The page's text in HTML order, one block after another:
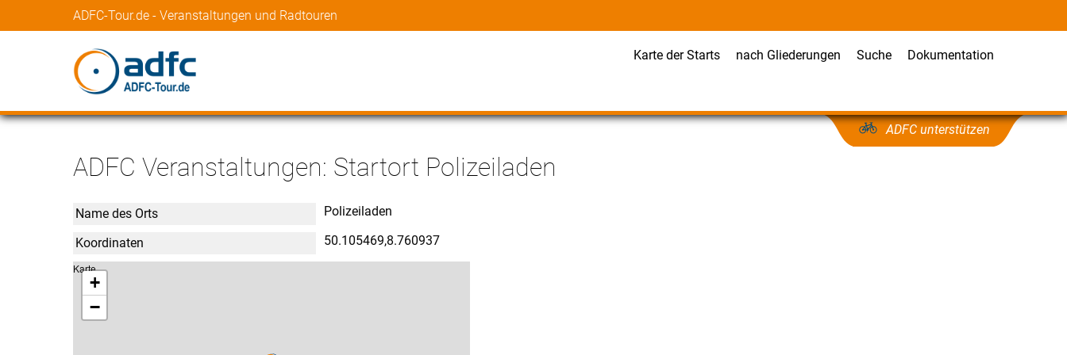
ADFC-Tour.de - Veranstaltungen und Radtouren
Karte der Starts nach Gliederungen Suche Dokumentation
ADFC unterstützen
ADFC Veranstaltungen: Startort Polizeiladen
Name des Orts Polizeiladen
Koordinaten 50.105469,8.760937
Karte
+
−